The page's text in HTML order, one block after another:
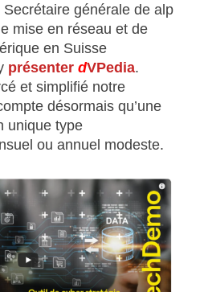
générale de alp
mise en réseau et de
en Suisse
présenter dVPedia.
et simplifié notre
désormais qu’une
unique type
ou annuel modeste.